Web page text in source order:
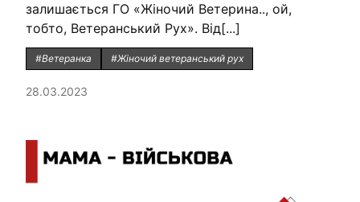
залишається ГО «Жіночий Ветерина.., ой,
тобто, Ветеранський Рух». Від[...]
#Ветеранка #Жіночий ветеранський рух
28.03.2023